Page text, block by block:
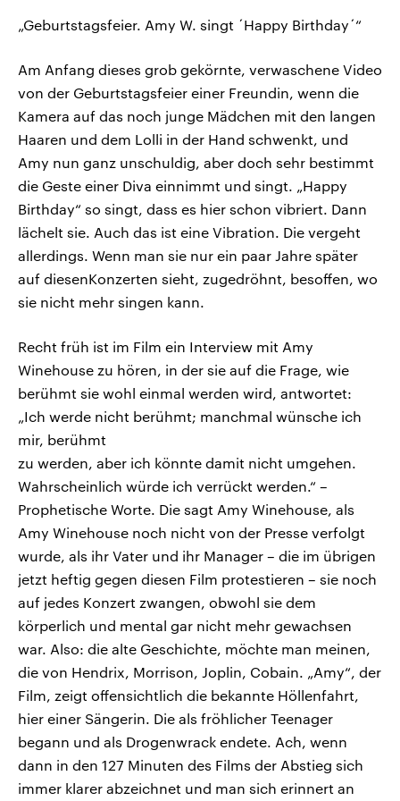
„Geburtstagsfeier. Amy W. singt ´Happy Birthday´“
Am Anfang dieses grob gekörnte, verwaschene Video
von der Geburtstagsfeier einer Freundin, wenn die
Kamera auf das noch junge Mädchen mit den langen
Haaren und dem Lolli in der Hand schwenkt, und
Amy nun ganz unschuldig, aber doch sehr bestimmt
die Geste einer Diva einnimmt und singt. „Happy
Birthday“ so singt, dass es hier schon vibriert. Dann
lächelt sie. Auch das ist eine Vibration. Die vergeht
allerdings. Wenn man sie nur ein paar Jahre später
auf diesenKonzerten sieht, zugedröhnt, besoffen, wo
sie nicht mehr singen kann.
Recht früh ist im Film ein Interview mit Amy
Winehouse zu hören, in der sie auf die Frage, wie
berühmt sie wohl einmal werden wird, antwortet:
„Ich werde nicht berühmt; manchmal wünsche ich
mir, berühmt
zu werden, aber ich könnte damit nicht umgehen.
Wahrscheinlich würde ich verrückt werden.“ –
Prophetische Worte. Die sagt Amy Winehouse, als
Amy Winehouse noch nicht von der Presse verfolgt
wurde, als ihr Vater und ihr Manager – die im übrigen
jetzt heftig gegen diesen Film protestieren – sie noch
auf jedes Konzert zwangen, obwohl sie dem
körperlich und mental gar nicht mehr gewachsen
war. Also: die alte Geschichte, möchte man meinen,
die von Hendrix, Morrison, Joplin, Cobain. „Amy“, der
Film, zeigt offensichtlich die bekannte Höllenfahrt,
hier einer Sängerin. Die als fröhlicher Teenager
begann und als Drogenwrack endete. Ach, wenn
dann in den 127 Minuten des Films der Abstieg sich
immer klarer abzeichnet und man sich erinnert an